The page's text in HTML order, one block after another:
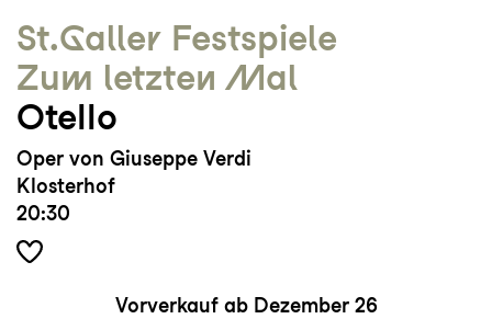
St.Galler Festspiele
Zum letzten Mal
Otello
Oper von Giuseppe Verdi
Klosterhof
20:30
Vorverkauf ab Dezember 26